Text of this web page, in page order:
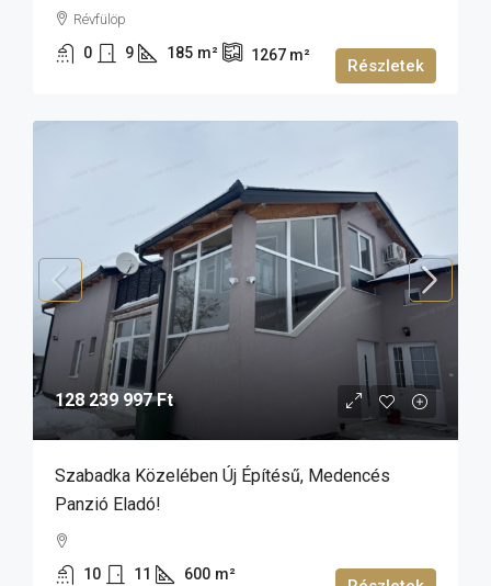
Révfülöp
0 9 185 m² 1267 m²
Részletek
128 239 997 Ft
Szabadka Közelében Új Építésű, Medencés
Panzió Eladó!
10 11 600 m²